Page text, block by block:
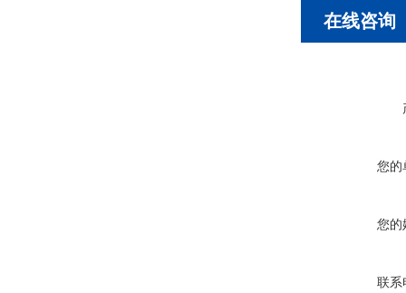
在线咨询
您的
您的
联系